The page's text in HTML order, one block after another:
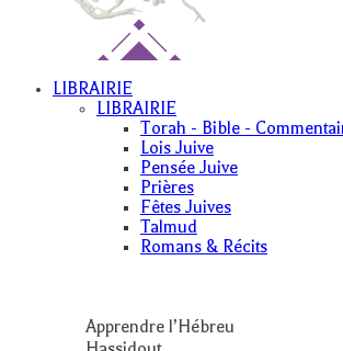
LIBRAIRIE
LIBRAIRIE
Torah - Bible -
Lois Juive
Pensée Juive
Prières
Fêtes Juives
Talmud
Romans & Récits
Apprendre l’Hébreu